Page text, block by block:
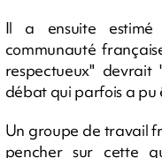
Il a ensuite
communauté
respectueux"
débat qui parfois a pu
Un groupe de travail
pencher sur cette